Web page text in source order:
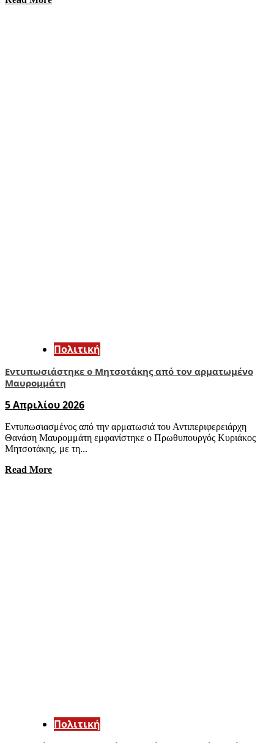
Πολιτική
Εντυπωσιάστηκε ο Μητσοτάκης από τον αρματωμένο
Μαυρομμάτη
5 Απριλίου 2026
Εντυπωσιασμένος από την αρματωσιά του Αντιπεριφερειάρχη
Θανάση Μαυρομμάτη εμφανίστηκε ο Πρωθυπουργός Κυριάκος
Μητσοτάκης, με τη...
Read More
Πολιτική